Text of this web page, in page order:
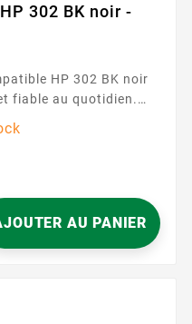
302 BK noir -
fiable au quotidien.
série HP 302
et rassurante, idéale
vos rapports et vos
AU PANIER